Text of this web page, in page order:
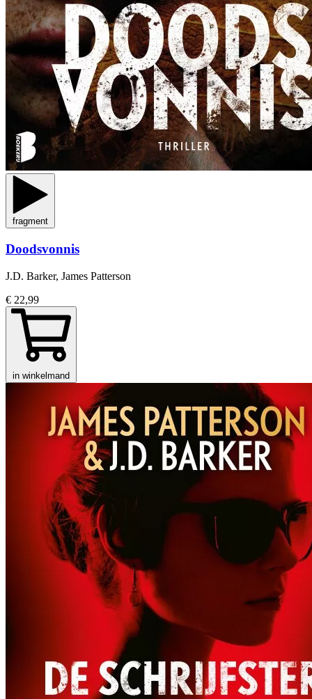
fragment
Doodsvonnis
J.D. Barker, James Patterson
€ 22,99
in winkelmand